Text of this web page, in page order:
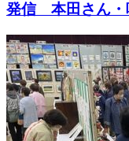
発信 本田さん・